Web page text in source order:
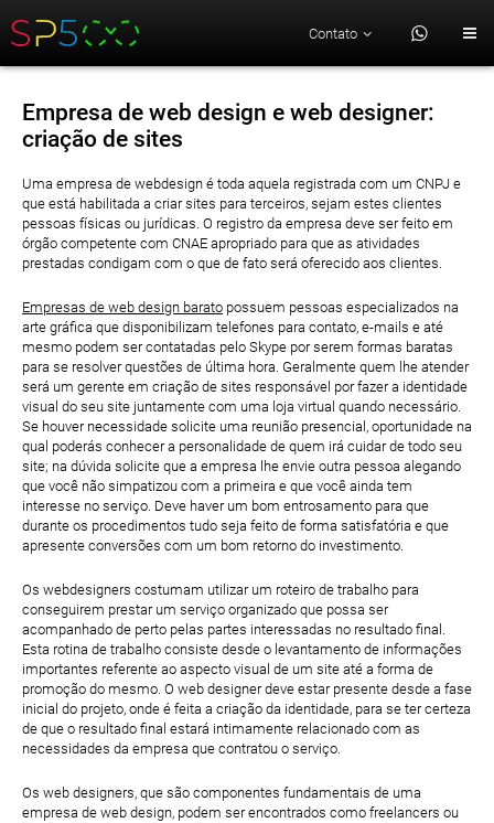
Contato
Empresa de web design e web designer:
criação de sites
Uma empresa de webdesign é toda aquela registrada com um CNPJ e
que está habilitada a criar sites para terceiros, sejam estes clientes
pessoas físicas ou jurídicas. O registro da empresa deve ser feito em
órgão competente com CNAE apropriado para que as atividades
prestadas condigam com o que de fato será oferecido aos clientes.
Empresas de web design barato possuem pessoas especializados na
arte gráfica que disponibilizam telefones para contato, e-mails e até
mesmo podem ser contatadas pelo Skype por serem formas baratas
para se resolver questões de última hora. Geralmente quem lhe atender
será um gerente em criação de sites responsável por fazer a identidade
visual do seu site juntamente com uma loja virtual quando necessário.
Se houver necessidade solicite uma reunião presencial, oportunidade na
qual poderás conhecer a personalidade de quem irá cuidar de todo seu
site; na dúvida solicite que a empresa lhe envie outra pessoa alegando
que você não simpatizou com a primeira e que você ainda tem
interesse no serviço. Deve haver um bom entrosamento para que
durante os procedimentos tudo seja feito de forma satisfatória e que
apresente conversões com um bom retorno do investimento.
Os webdesigners costumam utilizar um roteiro de trabalho para
conseguirem prestar um serviço organizado que possa ser
acompanhado de perto pelas partes interessadas no resultado final.
Esta rotina de trabalho consiste desde o levantamento de informações
importantes referente ao aspecto visual de um site até a forma de
promoção do mesmo. O web designer deve estar presente desde a fase
inicial do projeto, onde é feita a criação da identidade, para se ter certeza
de que o resultado final estará intimamente relacionado com as
necessidades da empresa que contratou o serviço.
Os web designers, que são componentes fundamentais de uma
empresa de web design, podem ser encontrados como freelancers ou